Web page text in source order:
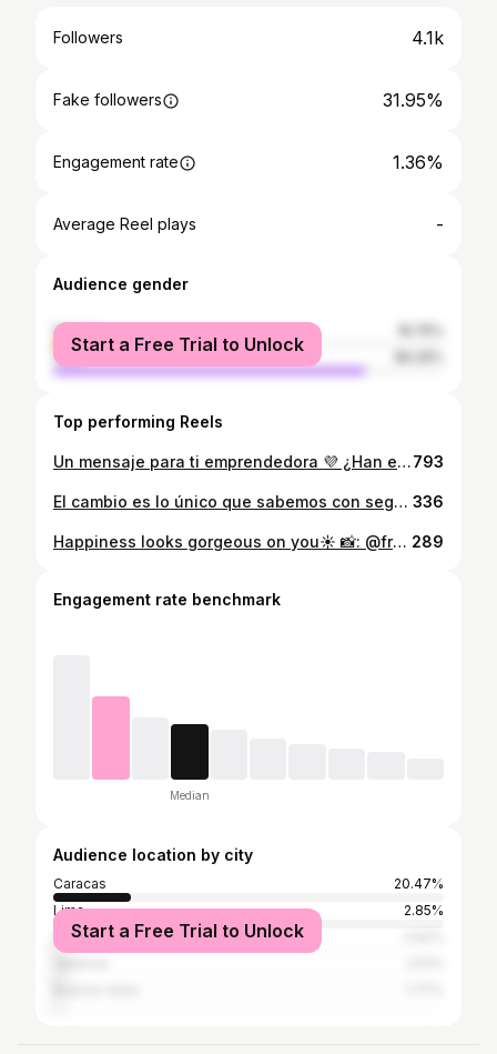
Followers 4.1k
Fake followers 31.95%
Engagement rate 1.36%
Average Reel plays -
Audience gender
female
male
Start a Free Trial to Unlock
Top performing Reels
Un mensaje para ti emprendedora 💜 ¿Han escuchado el dicho que dice “Eres el promedio de las 5 personas que te rodean”? 🤔 ¡Pues es totalmente cierto! Conocer y conectar con personas nos puedes abrir muchas puertas 🚪 que aún ni nos podemos imaginar. Así nos sucedió a nosotras, hemos logrado una alianza fructífera y todo desde charlas y cafés ☕️ Tú también puedes tener la oportunidad de cruzarte con personas con tanto potencial como tú ✨ ¡Te invitamos a nuestro evento CRÉATE! 💜 Un evento diseñado para establecer conexión, alianzas estratégicas y por supuesto café, ☕️ dirigido a empresarias con el fin de hacer una red de apoyo en el mundo de los negocios. ¡Vive un día con personas emprendedoras como tú, aprende de sus experiencias y sobre todo sé tú misma! ⚡️ comenta el emoji “💜” y con gusto te enviaremos toda la información 💌👇🏻793
El cambio es lo único que sabemos con seguridad. Ph: @franklinpuentess_ 💗 336
Happiness looks gorgeous on you☀️ 📸: @franklinpuentess_ 289
Engagement rate benchmark
Median
Audience location by city
Caracas
20.47%
Lima
2.85%
Santiago
Start a Free Trial to Unlock